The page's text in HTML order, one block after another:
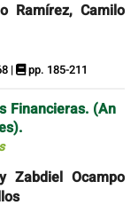
Ramírez, Camilo
| pp. 185-211
Financieras. (An
Zabdiel Ocampo